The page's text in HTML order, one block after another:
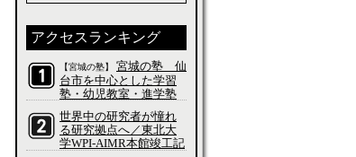
アクセスランキング
【宮城の塾】
宮城の塾 仙
台市を中心とした学習
塾・幼児教室・進学塾
の特集
世界中の研究者が憧れ
る研究拠点へ／東北大
学WPI-AIMR本館竣工記